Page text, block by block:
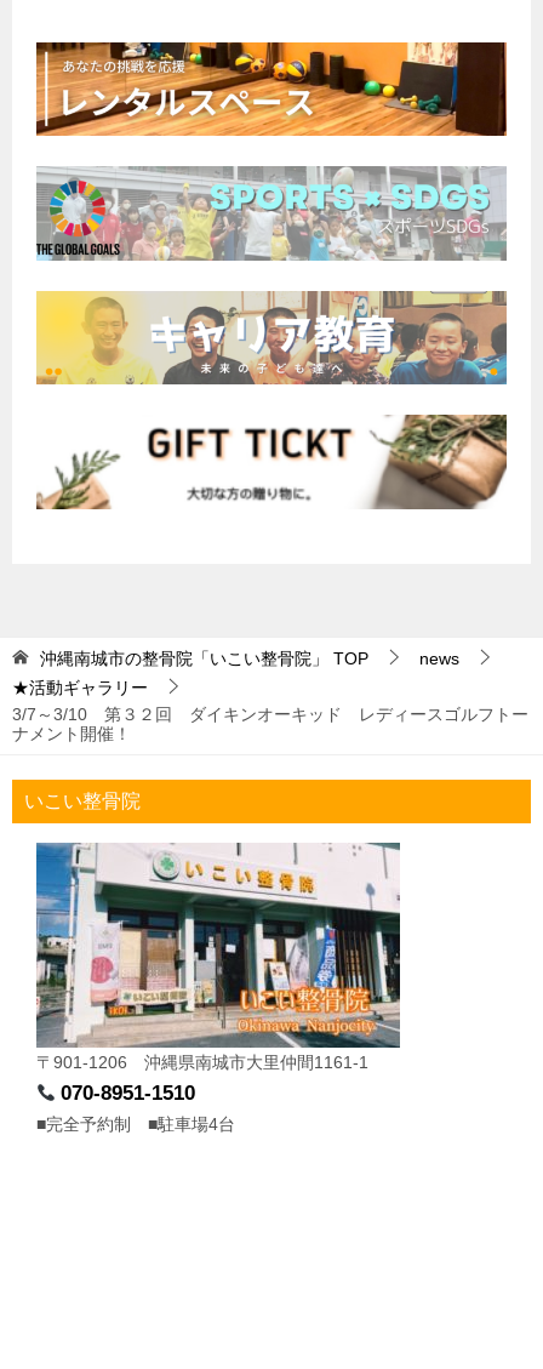
沖縄南城市の整骨院「いこい整骨院」 TOP
news
★活動ギャラリー
3/7～3/10 第３２回 ダイキンオーキッド レディースゴルフトー
ナメント開催！
いこい整骨院
〒901-1206 沖縄県南城市大里仲間1161-1
070-8951-1510
■完全予約制 ■駐車場4台